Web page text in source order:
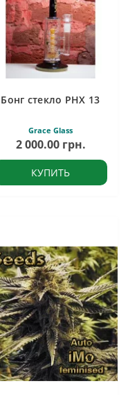
Бонг стекло PHX 13
Grace Glass
2 000.00 грн.
КУПИТЬ